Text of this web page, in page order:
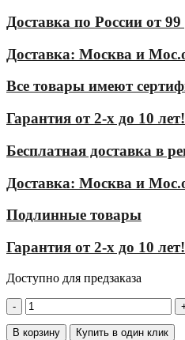
Доставка по России от
Доставка: Москва и
Все товары имеют
Гарантия от 2-х до 10 лет!
Бесплатная доставка в
Доставка: Москва и
Подлинные товары
Гарантия от 2-х до 10 лет!
Доступно для предзаказа
Количество
товара
Трап
В корзину Купить в один клик